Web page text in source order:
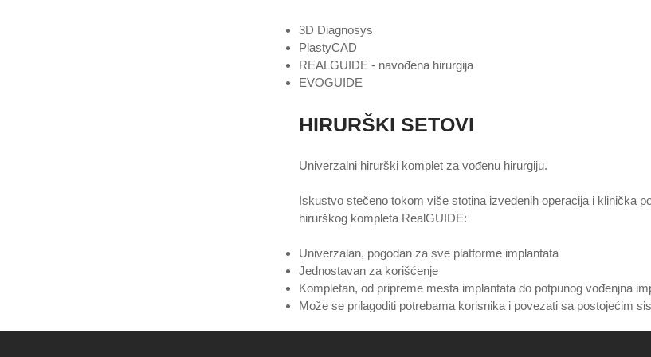
3D Diagnosys
PlastyCAD
REALGUIDE - navođena hirurgija
EVOGUIDE
HIRURŠKI SETOVI
Univerzalni hirurški komplet za vođenu hirurgiju.
Iskustvo stečeno tokom više stotina izvedenih operacija i klinička
hirurškog kompleta RealGUIDE:
Univerzalan, pogodan za sve platforme implantata
Jednostavan za korišćenje
Kompletan, od pripreme mesta implantata do potpunog vođenjna
Može se prilagoditi potrebama korisnika i povezati sa postojećim